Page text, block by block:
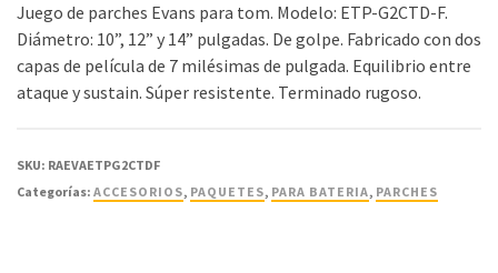
Juego de parches Evans para tom. Modelo: ETP-G2CTD-F.
Diámetro: 10”, 12” y 14” pulgadas. De golpe. Fabricado con dos
capas de película de 7 milésimas de pulgada. Equilibrio entre
ataque y sustain. Súper resistente. Terminado rugoso.
SKU: RAEVAETPG2CTDF
Categorías: ACCESORIOS, PAQUETES, PARA BATERIA, PARCHES